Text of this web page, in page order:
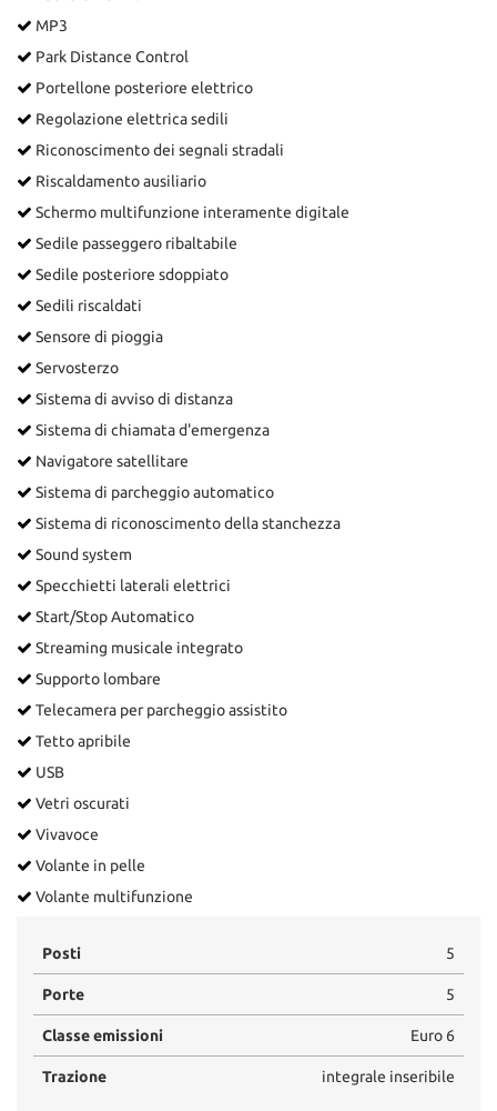
MP3
Park Distance Control
Portellone posteriore elettrico
Regolazione elettrica sedili
Riconoscimento dei segnali stradali
Riscaldamento ausiliario
Schermo multifunzione interamente digitale
Sedile passeggero ribaltabile
Sedile posteriore sdoppiato
Sedili riscaldati
Sensore di pioggia
Servosterzo
Sistema di avviso di distanza
Sistema di chiamata d'emergenza
Navigatore satellitare
Sistema di parcheggio automatico
Sistema di riconoscimento della stanchezza
Sound system
Specchietti laterali elettrici
Start/Stop Automatico
Streaming musicale integrato
Supporto lombare
Telecamera per parcheggio assistito
Tetto apribile
USB
Vetri oscurati
Vivavoce
Volante in pelle
Volante multifunzione
Posti 5
Porte 5
Classe emissioni Euro 6
Trazione integrale inseribile